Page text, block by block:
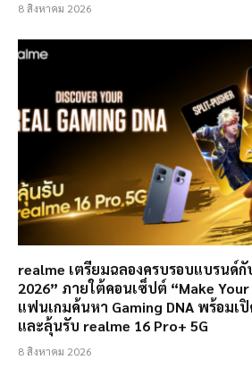
8 สิงหาคม 2026
realme เตรียมฉลองครบรอบแบรนด์กั
2026” ภายใต้คอนเซ็ปต์ “Make
แฟนเกมค้นหา Gaming DNA พร้อมเ
และลุ้นรับ realme 16 Pro+ 5G
8 สิงหาคม 2026